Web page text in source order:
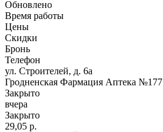
Обновлено
Время работы
Цены
Скидки
Бронь
Телефон
ул. Строителей, д. 6а
Гродненская Фармация Аптека №177
Закрыто
вчера
Закрыто
29,05 р.